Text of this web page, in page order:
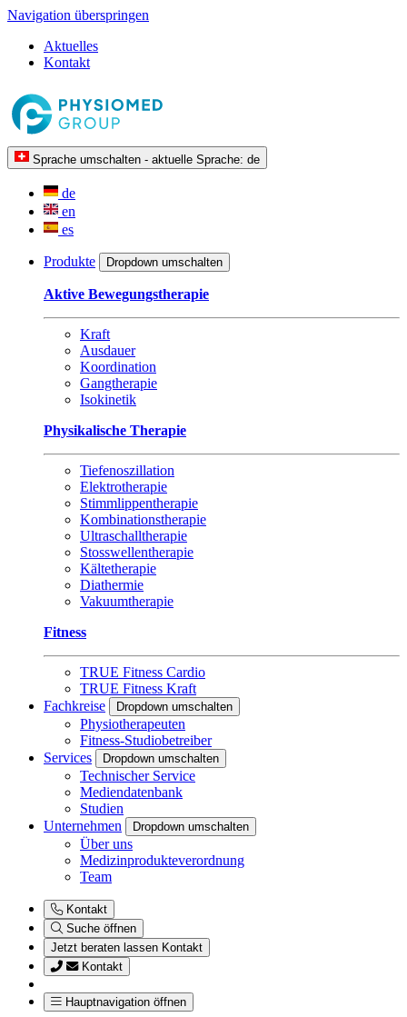
Navigation überspringen
Aktuelles
Kontakt
Sprache umschalten - aktuelle Sprache: de
de
en
es
Produkte Dropdown umschalten
Aktive Bewegungstherapie
Kraft
Ausdauer
Koordination
Gangtherapie
Isokinetik
Physikalische Therapie
Tiefenoszillation
Elektrotherapie
Stimmlippentherapie
Kombinationstherapie
Ultraschalltherapie
Stosswellentherapie
Kältetherapie
Diathermie
Vakuumtherapie
Fitness
TRUE Fitness Cardio
TRUE Fitness Kraft
Fachkreise
Dropdown umschalten
Physiotherapeuten
Fitness-Studiobetreiber
Services
Dropdown umschalten
Technischer Service
Mediendatenbank
Studien
Unternehmen
Dropdown umschalten
Über uns
Medizinprodukteverordnung
Team
Kontakt
Suche öffnen
Jetzt beraten lassen Kontakt
Kontakt
Hauptnavigation öffnen